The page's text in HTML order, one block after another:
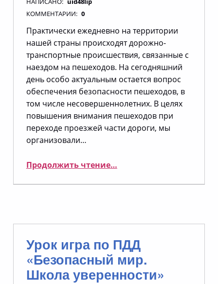
КОММЕНТАРИИ: 0
Практически ежедневно на территории
нашей страны происходят дорожно-
транспортные происшествия, связанные с
наездом на пешеходов. На сегодняшний
день особо актуальным остается вопрос
обеспечения безопасности пешеходов, в
том числе несовершеннолетних. В целях
повышения внимания пешеходов при
переходе проезжей части дороги, мы
организовали…
Продолжить чтение…
Урок игра по ПДД
«Безопасный мир.
Школа уверенности»